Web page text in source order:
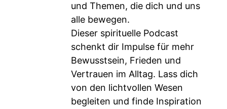
und Themen, die dich und uns
alle bewegen.
Dieser spirituelle Podcast
schenkt dir Impulse für mehr
Bewusstsein, Frieden und
Vertrauen im Alltag. Lass dich
von den lichtvollen Wesen
begleiten und finde Inspiration